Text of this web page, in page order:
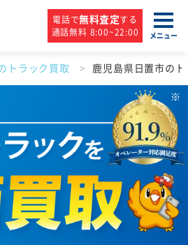
電話で無料査定する
通話無料 8:00~22:00
メニュー
トラック買取 鹿児島県日置市の